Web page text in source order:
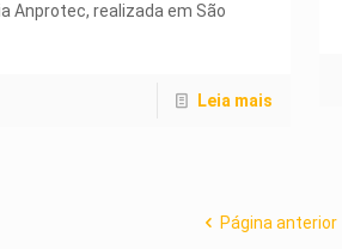
Anprotec, realizada em São
Leia mais
Página anterior